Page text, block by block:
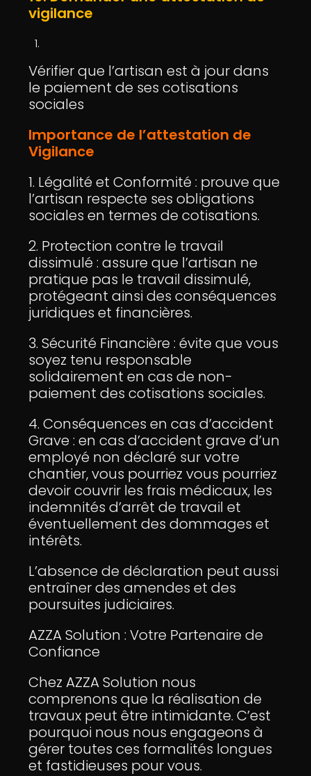
vigilance
Vérifier que l’artisan est à jour dans
le paiement de ses cotisations
sociales
Importance de l’attestation de
Vigilance
1. Légalité et Conformité : prouve que
l’artisan respecte ses obligations
sociales en termes de cotisations.
2. Protection contre le travail
dissimulé : assure que l’artisan ne
pratique pas le travail dissimulé,
protégeant ainsi des conséquences
juridiques et financières.
3. Sécurité Financière : évite que vous
soyez tenu responsable
solidairement en cas de non-
paiement des cotisations sociales.
4. Conséquences en cas d’accident
Grave : en cas d’accident grave d’un
employé non déclaré sur votre
chantier, vous pourriez vous pourriez
devoir couvrir les frais médicaux, les
indemnités d’arrêt de travail et
éventuellement des dommages et
intérêts.
L’absence de déclaration peut aussi
entraîner des amendes et des
poursuites judiciaires.
AZZA Solution : Votre Partenaire de
Confiance
Chez AZZA Solution nous
comprenons que la réalisation de
travaux peut être intimidante. C’est
pourquoi nous nous engageons à
gérer toutes ces formalités longues
et fastidieuses pour vous.